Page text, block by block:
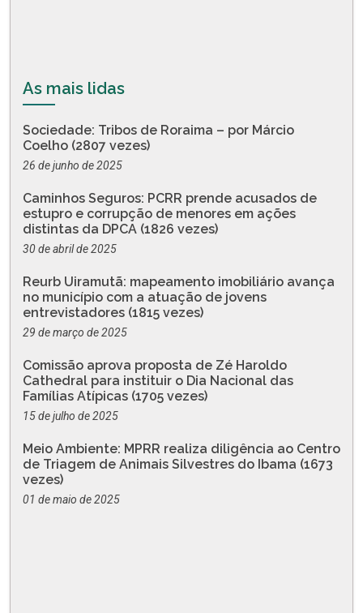
As mais lidas
Sociedade: Tribos de Roraima – por Márcio
Coelho (2807 vezes)
26 de junho de 2025
Caminhos Seguros: PCRR prende acusados de
estupro e corrupção de menores em ações
distintas da DPCA (1826 vezes)
30 de abril de 2025
Reurb Uiramutã: mapeamento imobiliário avança
no município com a atuação de jovens
entrevistadores (1815 vezes)
29 de março de 2025
Comissão aprova proposta de Zé Haroldo
Cathedral para instituir o Dia Nacional das
Famílias Atípicas (1705 vezes)
15 de julho de 2025
Meio Ambiente: MPRR realiza diligência ao Centro
de Triagem de Animais Silvestres do Ibama (1673
vezes)
01 de maio de 2025